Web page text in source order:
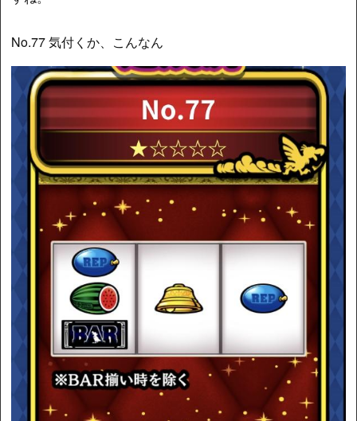
No.77 気付くか、こんなん